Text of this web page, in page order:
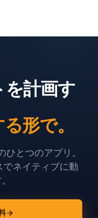
計画す
形で。
とつのアプリ。
ネイティブに動